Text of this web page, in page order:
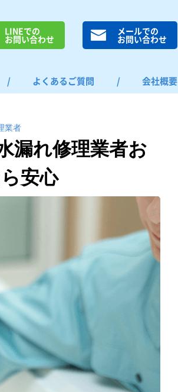
LINEでの
お問い合わせ
メールでの
お問い合わせ
/ よくあるご質問 / 会社概要
業者
漏れ修理業者お
安心